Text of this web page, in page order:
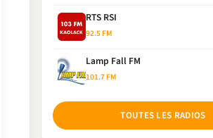
RTS RSI
92.5 FM
Lamp Fall FM
101.7 FM
TOUTES LES RADIOS